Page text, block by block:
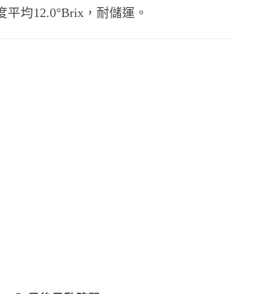
均12.0°Brix，耐儲運。